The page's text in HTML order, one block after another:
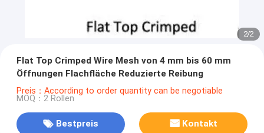
2/2
Flat Top Crimped Wire Mesh von 4 mm bis 60 mm
Öffnungen Flachfläche Reduzierte Reibung
Preis：According to order quantity can be negotiable
MOQ：2 Rollen
Bestpreis Kontakt